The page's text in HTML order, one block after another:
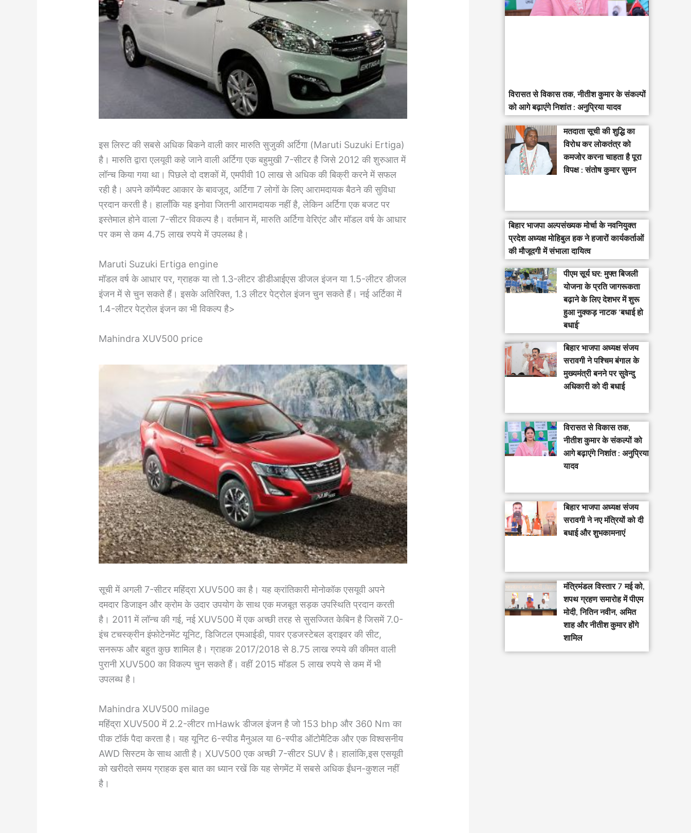
इस लिस्ट की सबसे अधिक बिकने वाली कार मारुति सुजुकी अर्टिगा (Maruti Suzuki Ertiga)
है। मारुति द्वारा एलयूवी कहे जाने वाली अर्टिगा एक बहुमुखी 7-सीटर है जिसे 2012 की शुरुआत में
लॉन्च किया गया था। पिछले दो दशकों में, एमपीवी 10 लाख से अधिक की बिक्री करने में सफल
रही है। अपने कॉम्पैक्ट आकार के बावजूद, अर्टिगा 7 लोगों के लिए आरामदायक बैठने की सुविधा
प्रदान करती है। हालाँकि यह इनोवा जितनी आरामदायक नहीं है, लेकिन अर्टिगा एक बजट पर
इस्तेमाल होने वाला 7-सीटर विकल्प है। वर्तमान में, मारुति अर्टिगा वेरिएंट और मॉडल वर्ष के आधार
पर कम से कम 4.75 लाख रुपये में उपलब्ध है।
Maruti Suzuki Ertiga engine
मॉडल वर्ष के आधार पर, ग्राहक या तो 1.3-लीटर डीडीआईएस डीजल इंजन या 1.5-लीटर डीजल
इंजन में से चुन सकते हैं। इसके अतिरिक्त, 1.3 लीटर पेट्रोल इंजन चुन सकते हैं। नई अर्टिका में
1.4-लीटर पेट्रोल इंजन का भी विकल्प है>
Mahindra XUV500 price
सूची में अगली 7-सीटर महिंद्रा XUV500 का है। यह क्रांतिकारी मोनोकॉक एसयूवी अपने
दमदार डिजाइन और क्रोम के उदार उपयोग के साथ एक मजबूत सड़क उपस्थिति प्रदान करती
है। 2011 में लॉन्च की गई, नई XUV500 में एक अच्छी तरह से सुसज्जित केबिन है जिसमें 7.0-
इंच टचस्क्रीन इंफोटेनमेंट यूनिट, डिजिटल एमआईडी, पावर एडजस्टेबल ड्राइवर की सीट,
सनरूफ और बहुत कुछ शामिल है। ग्राहक 2017/2018 से 8.75 लाख रुपये की कीमत वाली
पुरानी XUV500 का विकल्प चुन सकते हैं। वहीं 2015 मॉडल 5 लाख रुपये से कम मेंं भी
उपलब्ध है।
Mahindra XUV500 milage
महिंद्रा XUV500 में 2.2-लीटर mHawk डीजल इंजन है जो 153 bhp और 360 Nm का
पीक टॉर्क पैदा करता है। यह यूनिट 6-स्पीड मैनुअल या 6-स्पीड ऑटोमैटिक और एक विश्वसनीय
AWD सिस्टम के साथ आती है। XUV500 एक अच्छी 7-सीटर SUV है। हालांकि,इस एसयूवी
को खरीदते समय ग्राहक इस बात का ध्यान रखें कि यह सेगमेंट में सबसे अधिक ईंधन-कुशल नहीं
है।
विरासत से विकास तक, नीतीश कुमार के संकल्पों
को आगे बढ़ाएंगे निशांत : अनुप्रिया यादव
मतदाता सूची की शुद्धि का
विरोध कर लोकतंत्र को
कमजोर करना चाहता है पूरा
विपक्ष : संतोष कुमार सुमन
बिहार भाजपा अल्पसंख्यक मोर्चा के नवनियुक्त
प्रदेश अध्यक्ष मोहिबुल हक ने हजारों कार्यकर्ताओं
की मौजूदगी में संभाला दायित्व
पीएम सूर्य घर: मुफ्त बिजली
योजना के प्रति जागरूकता
बढ़ाने के लिए देशभर में शुरू
हुआ नुक्कड़ नाटक ‘बधाई हो
बधाई’
‎बिहार भाजपा अध्यक्ष संजय
सरावगी ने पश्चिम बंगाल के
मुख्यमंत्री बनने पर सुवेन्दु
अधिकारी को दी बधाई
विरासत से विकास तक,
नीतीश कुमार के संकल्पों को
आगे बढ़ाएंगे निशांत : अनुप्रिया
यादव
बिहार भाजपा अध्यक्ष संजय
सरावगी ने नए मंत्रियों को दी
बधाई और शुभकामनाएं
मंत्रिमंडल विस्तार 7 मई को,
शपथ ग्रहण समारोह में पीएम
मोदी, नितिन नवीन, अमित
शाह और नीतीश कुमार होंगे
शामिल